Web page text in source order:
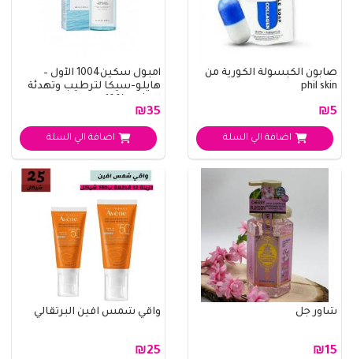
صابون الكبسولة الكورية من
phil skin
₪5
اضافة الي السلة
أمبول سكين1004 الأول –
هايلو-سيكا لترطيب وتهدئة
₪35
اضافة الي السلة
شاور جل
₪15
واقي شمس افين البرتقالي
₪25